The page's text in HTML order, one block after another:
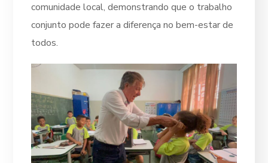
comunidade local, demonstrando que o trabalho
conjunto pode fazer a diferença no bem-estar de
todos.